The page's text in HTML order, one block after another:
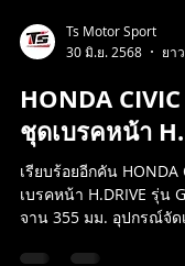
Ts Motor Sport
30 มิ.ย. 2568
ยา
HONDA CIVIC
ชุดเบรคหน้า
เรียบร้อยอีกคัน HONDA
เบรคหน้า H.DRIVE รุ่น GT Caliper หน้าสีแดง 6P